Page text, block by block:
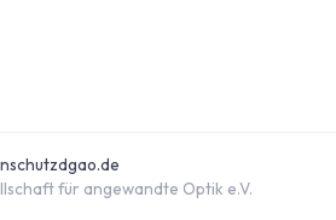
für angewandte Optik e.V.
dgao.de